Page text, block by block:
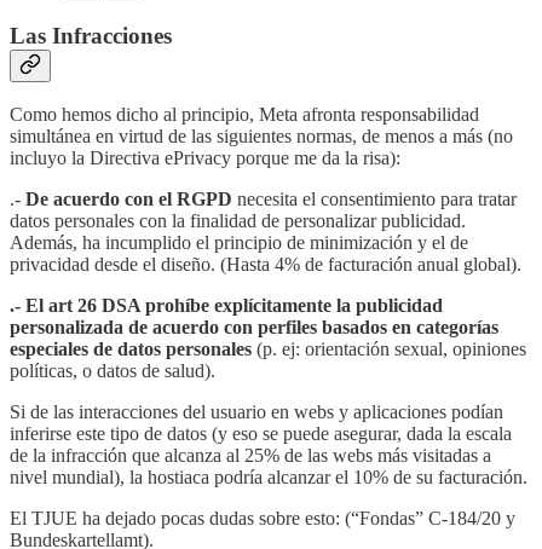
Las Infracciones
Como hemos dicho al principio, Meta afronta responsabilidad
simultánea en virtud de las siguientes normas, de menos a más (no
incluyo la Directiva ePrivacy porque me da la risa):
.- De acuerdo con el RGPD necesita el consentimiento para tratar
datos personales con la finalidad de personalizar publicidad.
Además, ha incumplido el principio de minimización y el de
privacidad desde el diseño. (Hasta 4% de facturación anual global).
.- El art 26 DSA prohíbe explícitamente la publicidad
personalizada de acuerdo con perfiles basados en categorías
especiales de datos personales (p. ej: orientación sexual, opiniones
políticas, o datos de salud).
Si de las interacciones del usuario en webs y aplicaciones podían
inferirse este tipo de datos (y eso se puede asegurar, dada la escala
de la infracción que alcanza al 25% de las webs más visitadas a
nivel mundial), la hostiaca podría alcanzar el 10% de su facturación.
El TJUE ha dejado pocas dudas sobre esto: (“Fondas” C-184/20 y
Bundeskartellamt).